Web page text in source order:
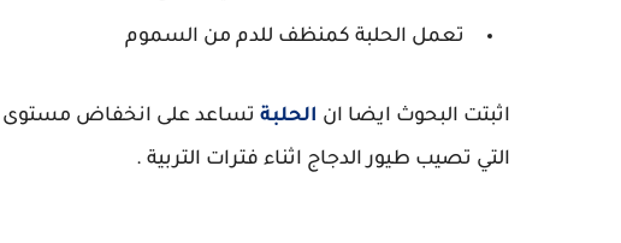
تعمل الحلبة كمنظف للدم من السموم
اثبتت البحوث ايضا ان الحلبة تساعد على انخفاض مستوى
التي تصيب طيور الدجاج اثناء فترات التربية .